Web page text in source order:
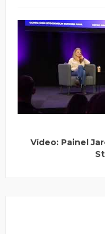
Vídeo: Painel